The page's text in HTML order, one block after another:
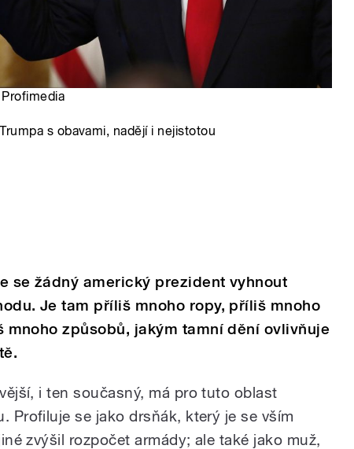
s obavami, nadějí i nejistotou
se žádný americký prezident vyhnout
Je tam příliš mnoho ropy, příliš mnoho
způsobů, jakým tamní dění ovlivňuje
i ten současný, má pro tuto oblast
Profiluje se jako drsňák, který je se vším
zvýšil rozpočet armády; ale také jako muž,